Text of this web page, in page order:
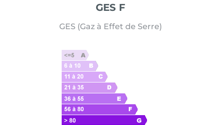
GES F
GES (Gaz à Effet de Serre)